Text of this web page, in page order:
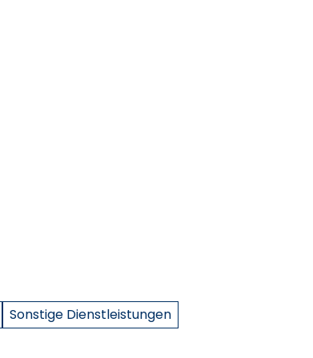
Sonstige Dienstleistungen